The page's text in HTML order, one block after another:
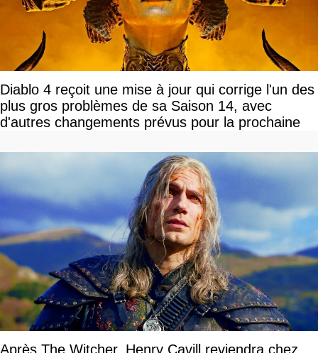
Diablo 4 reçoit une mise à jour qui corrige l'un des
plus gros problèmes de sa Saison 14, avec
d'autres changements prévus pour la prochaine
Après The Witcher, Henry Cavill reviendra chez